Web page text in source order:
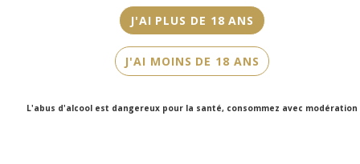
J'AI PLUS DE 18 ANS
J'AI MOINS DE 18 ANS
L'abus d'alcool est dangereux pour la santé, consommez avec modération
« Entre Ciel & Terre » V15partir du 31 août.
Les commandes
en click-and-
collect (cave
Faubourg Saint-
Victor Hugo)